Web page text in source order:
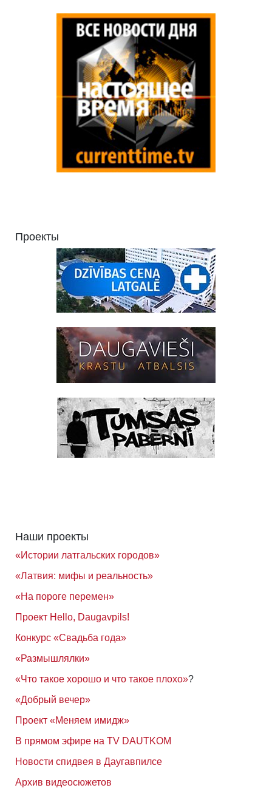
Проекты
Наши проекты
«Истории латгальских городов»
«Латвия: мифы и реальность»
«На пороге перемен»
Проект Hello, Daugavpils!
Конкурс «Свадьба года»
«Размышлялки»
«Что такое хорошо и что такое плохо»?
«Добрый вечер»
Проект «Меняем имидж»
В прямом эфире на TV DAUTKOM
Новости спидвея в Даугавпилсе
Архив видеосюжетов